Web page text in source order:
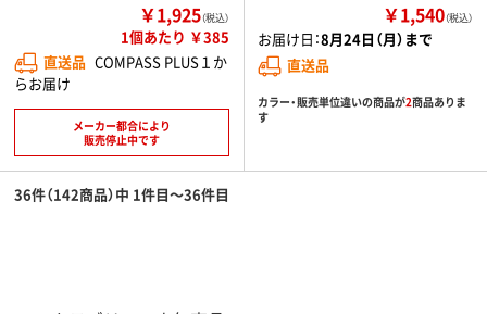
￥1,925（税込）
1個あたり ￥385
直送品 COMPASS PLUS１か
らお届け
メーカー都合により
販売停止中です
￥1,540（税込）
お届け日：8月24日（月）まで
直送品
カラー・販売単位違いの商品が2商品ありま
す
36件（142商品）中 1件目～36件目